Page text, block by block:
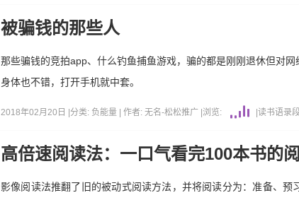
被骗钱的那些人
那些骗钱的竞拍app、什么钓鱼捕鱼游戏，骗的都是刚刚退休但对
身体也不错，打开手机就中套。
2018年02月20日 | 分类: 负能量 | 作者: 无名-松松推广 浏览: 读书语录
高倍速阅读法：一口气看完100本书的阅
影像阅读法推翻了旧的被动式阅读方法，并将阅读分为：准备、